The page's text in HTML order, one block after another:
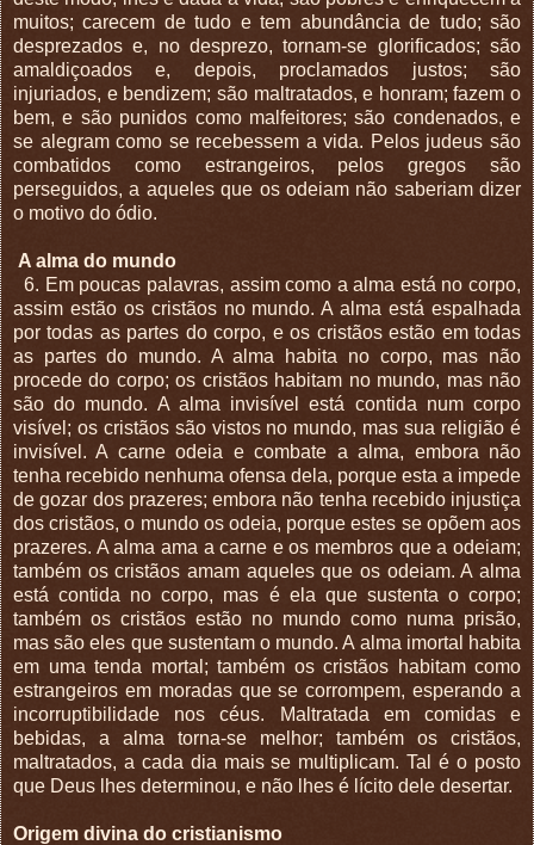
muitos; carecem de tudo e tem abundância de tudo; são
desprezados e, no desprezo, tornam-se glorificados; são
amaldiçoados e, depois, proclamados justos; são
injuriados, e bendizem; são maltratados, e honram; fazem o
bem, e são punidos como malfeitores; são condenados, e
se alegram como se recebessem a vida. Pelos judeus são
combatidos como estrangeiros, pelos gregos são
perseguidos, a aqueles que os odeiam não saberiam dizer
o motivo do ódio.
A alma do mundo
6. Em poucas palavras, assim como a alma está no corpo,
assim estão os cristãos no mundo. A alma está espalhada
por todas as partes do corpo, e os cristãos estão em todas
as partes do mundo. A alma habita no corpo, mas não
procede do corpo; os cristãos habitam no mundo, mas não
são do mundo. A alma invisível está contida num corpo
visível; os cristãos são vistos no mundo, mas sua religião é
invisível. A carne odeia e combate a alma, embora não
tenha recebido nenhuma ofensa dela, porque esta a impede
de gozar dos prazeres; embora não tenha recebido injustiça
dos cristãos, o mundo os odeia, porque estes se opõem aos
prazeres. A alma ama a carne e os membros que a odeiam;
também os cristãos amam aqueles que os odeiam. A alma
está contida no corpo, mas é ela que sustenta o corpo;
também os cristãos estão no mundo como numa prisão,
mas são eles que sustentam o mundo. A alma imortal habita
em uma tenda mortal; também os cristãos habitam como
estrangeiros em moradas que se corrompem, esperando a
incorruptibilidade nos céus. Maltratada em comidas e
bebidas, a alma torna-se melhor; também os cristãos,
maltratados, a cada dia mais se multiplicam. Tal é o posto
que Deus lhes determinou, e não lhes é lícito dele desertar.
Origem divina do cristianismo